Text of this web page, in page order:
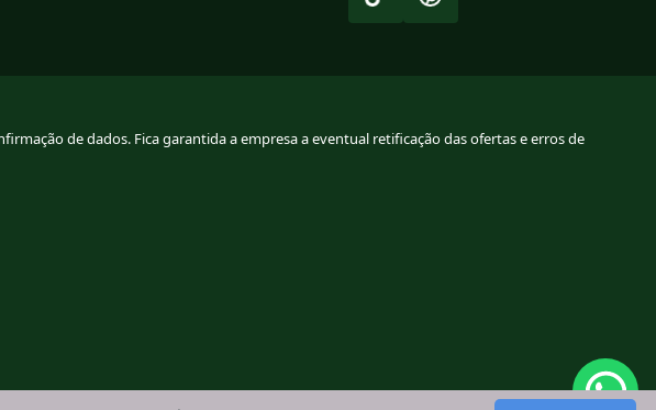
de dados. Fica garantida a empresa a eventual retificação das ofertas e erros de